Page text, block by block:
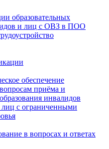
образовательных
и лиц с ОВЗ в ПОО
обеспечение
приёма и
инвалидов
лиц с ограниченными
в вопросах и ответах